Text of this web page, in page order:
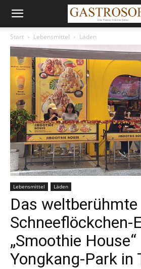
Start Lebensmittel Läden
Lebensmittel Läden
Das
Schneeflöckchen-
„Smoothie
Yongkang-Park in